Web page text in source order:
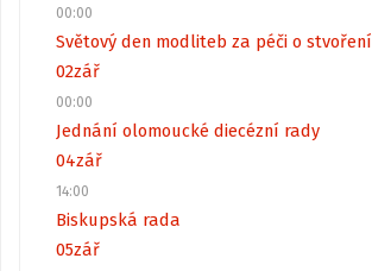
00:00
Světový den modliteb za péči o stvoření
02zář
00:00
Jednání olomoucké diecézní rady
04zář
14:00
Biskupská rada
05zář